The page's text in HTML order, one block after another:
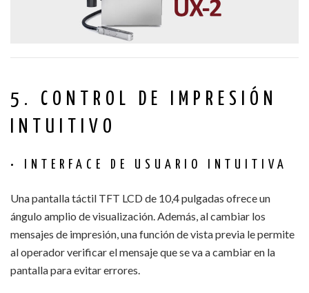
5. CONTROL DE IMPRESIÓN
INTUITIVO
• INTERFACE DE USUARIO INTUITIVA
Una pantalla táctil TFT LCD de 10,4 pulgadas ofrece un
ángulo amplio de visualización. Además, al cambiar los
mensajes de impresión, una función de vista previa le permite
al operador verificar el mensaje que se va a cambiar en la
pantalla para evitar errores.